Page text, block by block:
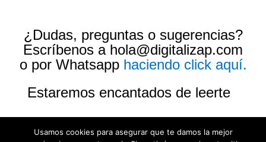
¿Dudas, preguntas o sugerencias?
Escríbenos a hola@digitalizap.com
o por Whatsapp haciendo click aquí.
Estaremos encantados de leerte
© 2026 Digitalizap. Todos los derechos reservados. Hecho con
Usamos cookies para asegurar que te damos la mejor